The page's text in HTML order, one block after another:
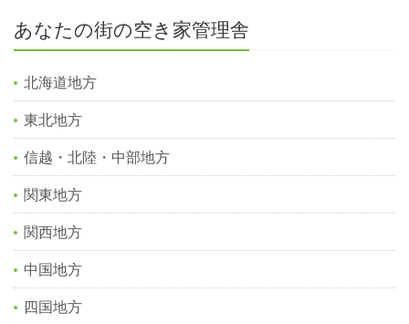
あなたの街の空き家管理舎
北海道地方
東北地方
信越・北陸・中部地方
関東地方
関西地方
中国地方
四国地方